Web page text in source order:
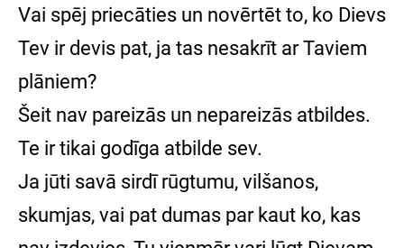
Vai spēj priecāties un novērtēt to, ko Dievs
Tev ir devis pat, ja tas nesakrīt ar Taviem
plāniem?
Šeit nav pareizās un nepareizās atbildes.
Te ir tikai godīga atbilde sev.
Ja jūti savā sirdī rūgtumu, vilšanos,
skumjas, vai pat dumas par kaut ko, kas